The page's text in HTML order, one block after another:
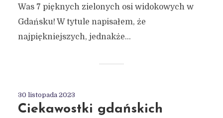
Was 7 pięknych zielonych osi widokowych w
Gdańsku! W tytule napisałem, że
najpiękniejszych, jednakże...
30 listopada 2023
Ciekawostki gdańskich